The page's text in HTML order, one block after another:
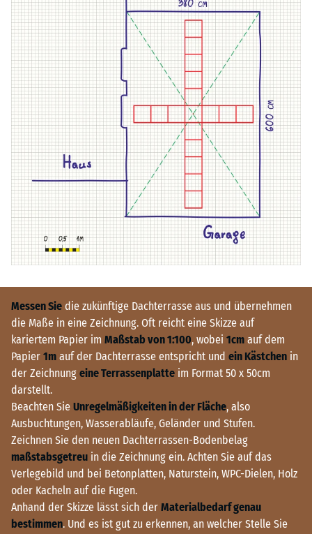
Messen Sie die zukünftige Dachterrasse aus und übernehmen
die Maße in eine Zeichnung. Oft reicht eine Skizze auf
kariertem Papier im Maßstab von 1:100, wobei 1cm auf dem
Papier 1m auf der Dachterrasse entspricht und ein Kästchen in
der Zeichnung eine Terrassenplatte im Format 50 x 50cm
darstellt.
Beachten Sie Unregelmäßigkeiten in der Fläche, also
Ausbuchtungen, Wasserabläufe, Geländer und Stufen.
Zeichnen Sie den neuen Dachterrassen-Bodenbelag
maßstabsgetreu in die Zeichnung ein. Achten Sie auf das
Verlegebild und bei Betonplatten, Naturstein, WPC-Dielen, Holz
oder Kacheln auf die Fugen.
Anhand der Skizze lässt sich der Materialbedarf genau
bestimmen. Und es ist gut zu erkennen, an welcher Stelle Sie